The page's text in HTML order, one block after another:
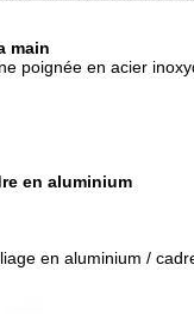
main
poignée en acier
en aluminium
en aluminium /